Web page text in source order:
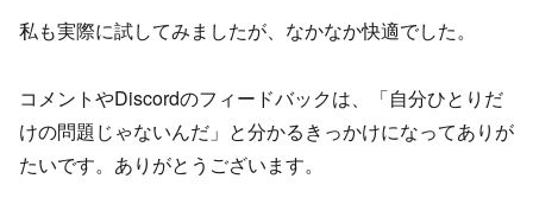
私も実際に試してみましたが、なかなか快適でした。
コメントやDiscordのフィードバックは、「自分ひとりだ
けの問題じゃないんだ」と分かるきっかけになってありが
たいです。ありがとうございます。